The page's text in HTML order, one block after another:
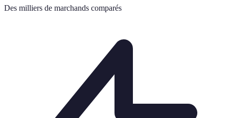
Des milliers de marchands comparés